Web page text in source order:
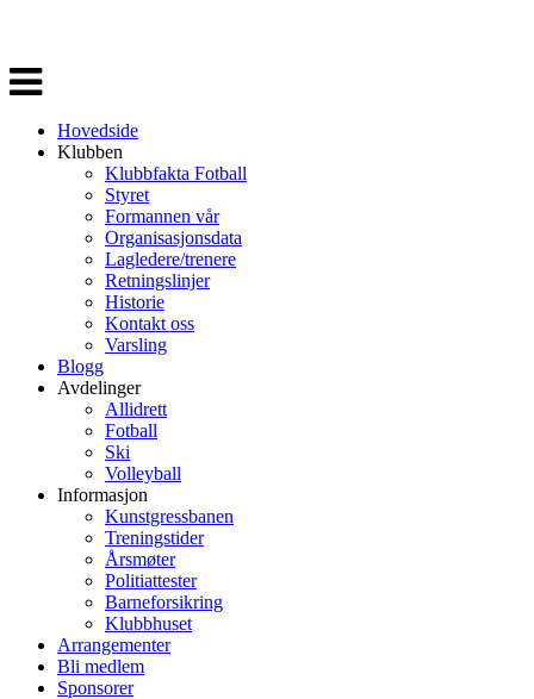
Veksle
navigasjon
Hovedside
Klubben
Klubbfakta Fotball
Styret
Formannen vår
Organisasjonsdata
Lagledere/trenere
Retningslinjer
Historie
Kontakt oss
Varsling
Blogg
Avdelinger
Allidrett
Fotball
Ski
Volleyball
Informasjon
Kunstgressbanen
Treningstider
Årsmøter
Politiattester
Barneforsikring
Klubbhuset
Arrangementer
Bli medlem
Sponsorer